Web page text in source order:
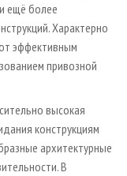
ещё более
Характерно
эффективным
привозной
высокая
конструкциям
архитектурные
В